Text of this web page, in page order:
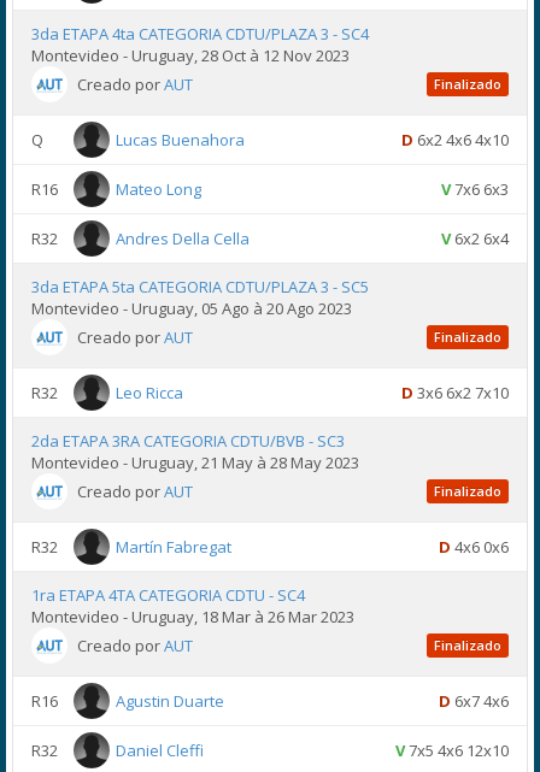
3da ETAPA 4ta CATEGORIA CDTU/PLAZA 3 - SC4
Montevideo - Uruguay, 28 Oct à 12 Nov 2023
Creado porAUT Finalizado
Q Lucas Buenahora D 6x2 4x6 4x10
R16 Mateo Long V7x6 6x3
R32 Andres Della Cella V6x2 6x4
3da ETAPA 5ta CATEGORIA CDTU/PLAZA 3 - SC5
Montevideo - Uruguay, 05 Ago à 20 Ago 2023
Creado porAUT Finalizado
R32 Leo Ricca D 3x6 6x2 7x10
2da ETAPA 3RA CATEGORIA CDTU/BVB - SC3
Montevideo - Uruguay, 21 May à 28 May 2023
Creado porAUT Finalizado
R32 Martín Fabregat D 4x6 0x6
1ra ETAPA 4TA CATEGORIA CDTU - SC4
Montevideo - Uruguay, 18 Mar à 26 Mar 2023
Creado porAUT Finalizado
R16 Agustin Duarte D 6x7 4x6
R32 Daniel Cleffi V7x5 4x6 12x10